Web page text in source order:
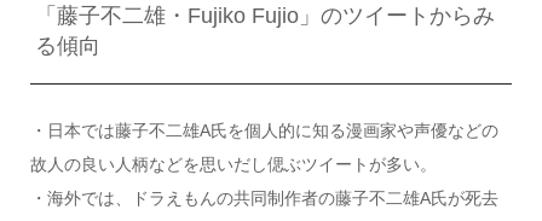
「藤子不二雄・Fujiko Fujio」のツイートからみ
る傾向
・日本では藤子不二雄A氏を個人的に知る漫画家や声優などの
故人の良い人柄などを思いだし偲ぶツイートが多い。
・海外では、ドラえもんの共同制作者の藤子不二雄A氏が死去